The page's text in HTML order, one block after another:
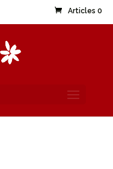
Articles 0